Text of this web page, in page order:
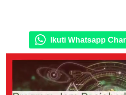
Ikuti Whatsapp